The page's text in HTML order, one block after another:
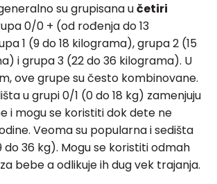
su grupisana učetiri
0/0 + (od rođenja do 13
1 (9 do 18 kilograma), grupa 2 (15
i grupa 3 (22 do 36 kilograma). U
ove grupe su često kombinovane.
u grupi 0/1 (0 do 18 kg) zamenjuju
i mogu se koristiti dok dete ne
Veoma su popularna i sedišta
do 36 kg). Mogu se koristiti odmah
bebe a odlikuje ih dug vek trajanja.